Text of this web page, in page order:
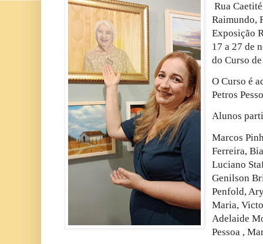
Rua
Raimundo,
Exposição
17 a 27 de
do Curso
O Curso é
Petros
Alunos
Marcos
Ferreira,
Luciano
Genilson
Penfold,
Maria,
Adelaide
Pessoa ,